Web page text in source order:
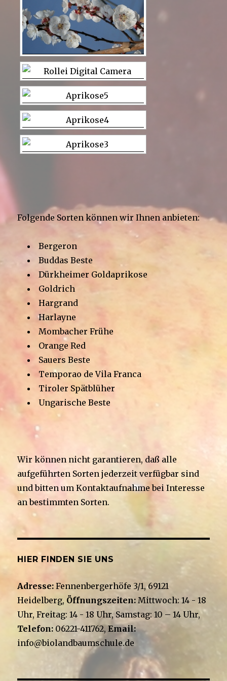
Folgende Sorten können wir Ihnen anbieten:
Bergeron
Buddas Beste
Dürkheimer Goldaprikose
Goldrich
Hargrand
Harlayne
Mombacher Frühe
Orange Red
Sauers Beste
Temporao de Vila Franca
Tiroler Spätblüher
Ungarische Beste
Wir können nicht garantieren, daß alle
aufgeführten Sorten jederzeit verfügbar sind
und bitten um Kontaktaufnahme bei Interesse
an bestimmten Sorten.
HIER FINDEN SIE UNS
Adresse: Fennenbergerhöfe 3/1, 69121
Heidelberg, Öffnungszeiten: Mittwoch: 14 - 18
Uhr, Freitag: 14 - 18 Uhr, Samstag: 10 – 14 Uhr,
Telefon: 06221-411762,Email:
info@biolandbaumschule.de